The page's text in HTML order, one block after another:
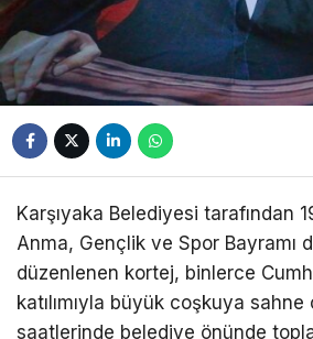
Karşıyaka Belediyesi tarafından
Anma, Gençlik ve Spor Bayramı
düzenlenen kortej, binlerce
katılımıyla büyük coşkuya sahne
saatlerinde belediye önünde